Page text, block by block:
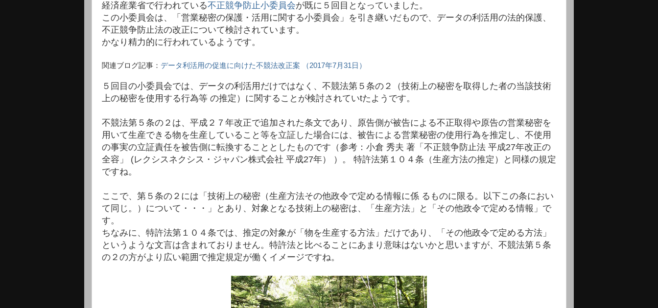
経済産業省で行われている不正競争防止小委員会が既に５回目となっていました。
この小委員会は、「営業秘密の保護・活用に関する小委員会」を引き継いだもので、データの利活用の法的保護、
不正競争防止法の改正について検討されています。
かなり精力的に行われているようです。
関連ブログ記事： データ利活用の促進に向けた不競法改正案 （2017年7月31日）
５回目の小委員会では、データの利活用だけではなく、不競法第５条の２（技術上の秘密を取得した者の当該技術
上の秘密を使用する行為等 の推定）に関することが検討されていtたようです。
不競法第５条の２は、平成２７年改正で追加された条文であり、原告側が被告による不正取得や原告の営業秘密を
用いて生産できる物を生産していること等を立証した場合には、被告による営業秘密の使用行為を推定し、不使用
の事実の立証責任を被告側に転換することとしたものです（参考：小倉 秀夫 著「不正競争防止法 平成27年改正の
全容」 (レクシスネクシス・ジャパン株式会社 平成27年） ）。 特許法第１０４条（生産方法の推定）と同様の規定
ですね。
ここで、第５条の２には「技術上の秘密（生産方法その他政令で定める情報に係 るものに限る。以下この条におい
て同じ。）について・・・」とあり、対象となる技術上の秘密は、「生産方法」と「その他政令で定める情報」で
す。
ちなみに、特許法第１０４条では、推定の対象が「物を生産する方法」だけであり、「その他政令で定める方法」
というような文言は含まれておりません。特許法と比べることにあまり意味はないかと思いますが、不競法第５条
の２の方がより広い範囲で推定規定が働くイメージですね。